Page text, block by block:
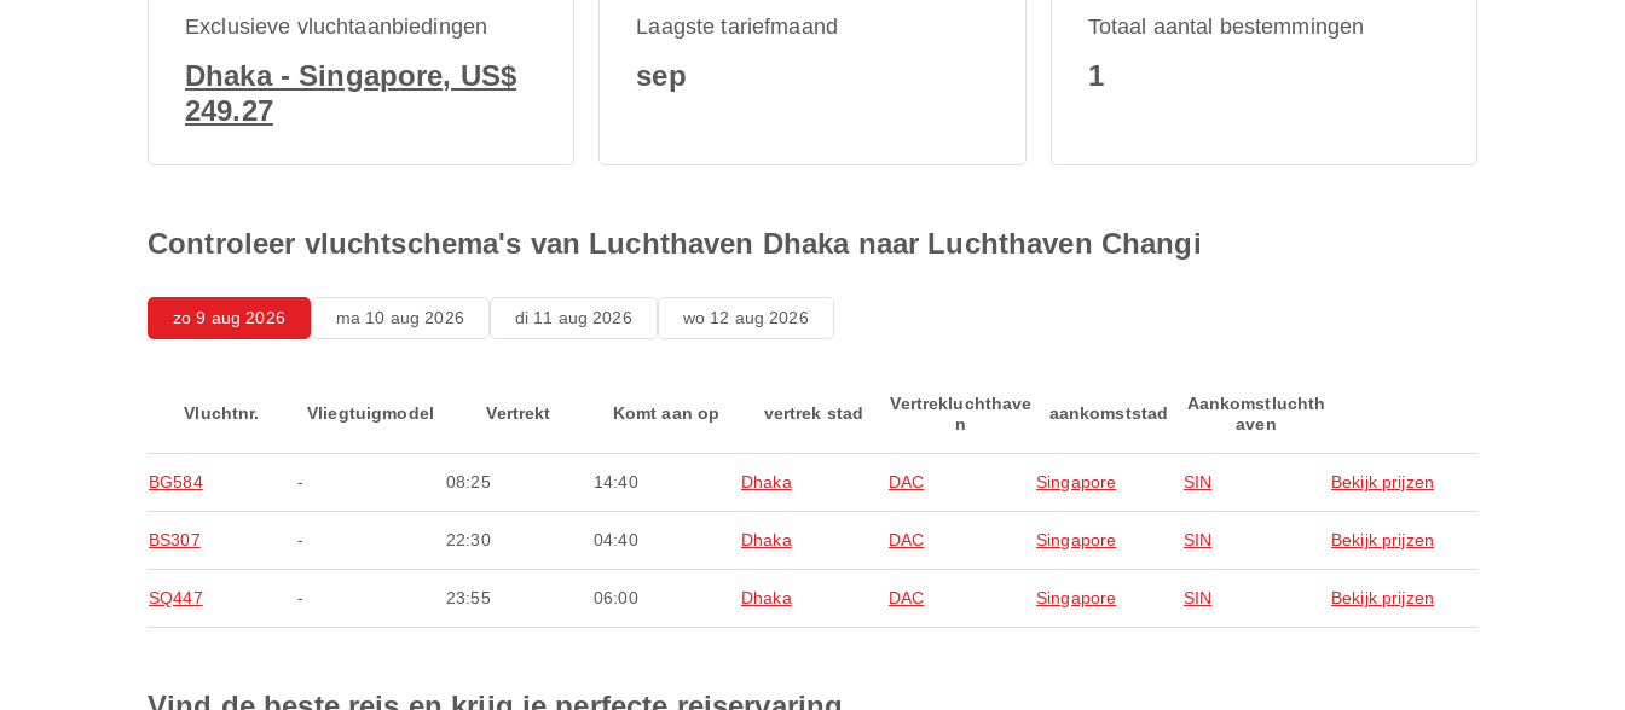
Exclusieve vluchtaanbiedingen
Dhaka - Singapore, US$
249.27
Laagste tariefmaand
sep
Totaal aantal bestemmingen
1
Controleer vluchtschema's van Luchthaven Dhaka naar Luchthaven Changi
zo 9 aug 2026 ma 10 aug 2026 di 11 aug 2026 wo 12 aug 2026
Vluchtnr. Vliegtuigmodel Vertrekt Komt aan op vertrek stad
Vertrekluchthave
n
aankomststad
Aankomstluchth
aven
BG584 - 08:25 14:40 Dhaka DAC Singapore SIN Bekijk prijzen
BS307 - 22:30 04:40 Dhaka DAC Singapore SIN Bekijk prijzen
SQ447 - 23:55 06:00 Dhaka DAC Singapore SIN Bekijk prijzen